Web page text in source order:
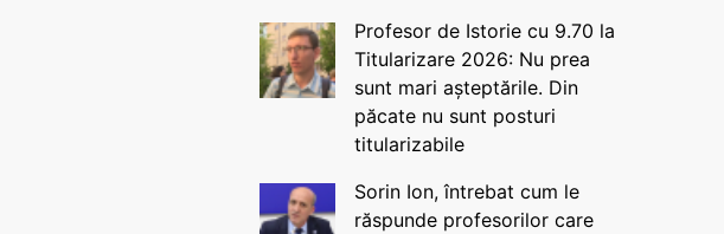
Profesor de Istorie cu 9.70 la
Titularizare 2026: Nu prea
sunt mari așteptările. Din
păcate nu sunt posturi
titularizabile
Sorin Ion, întrebat cum le
răspunde profesorilor care